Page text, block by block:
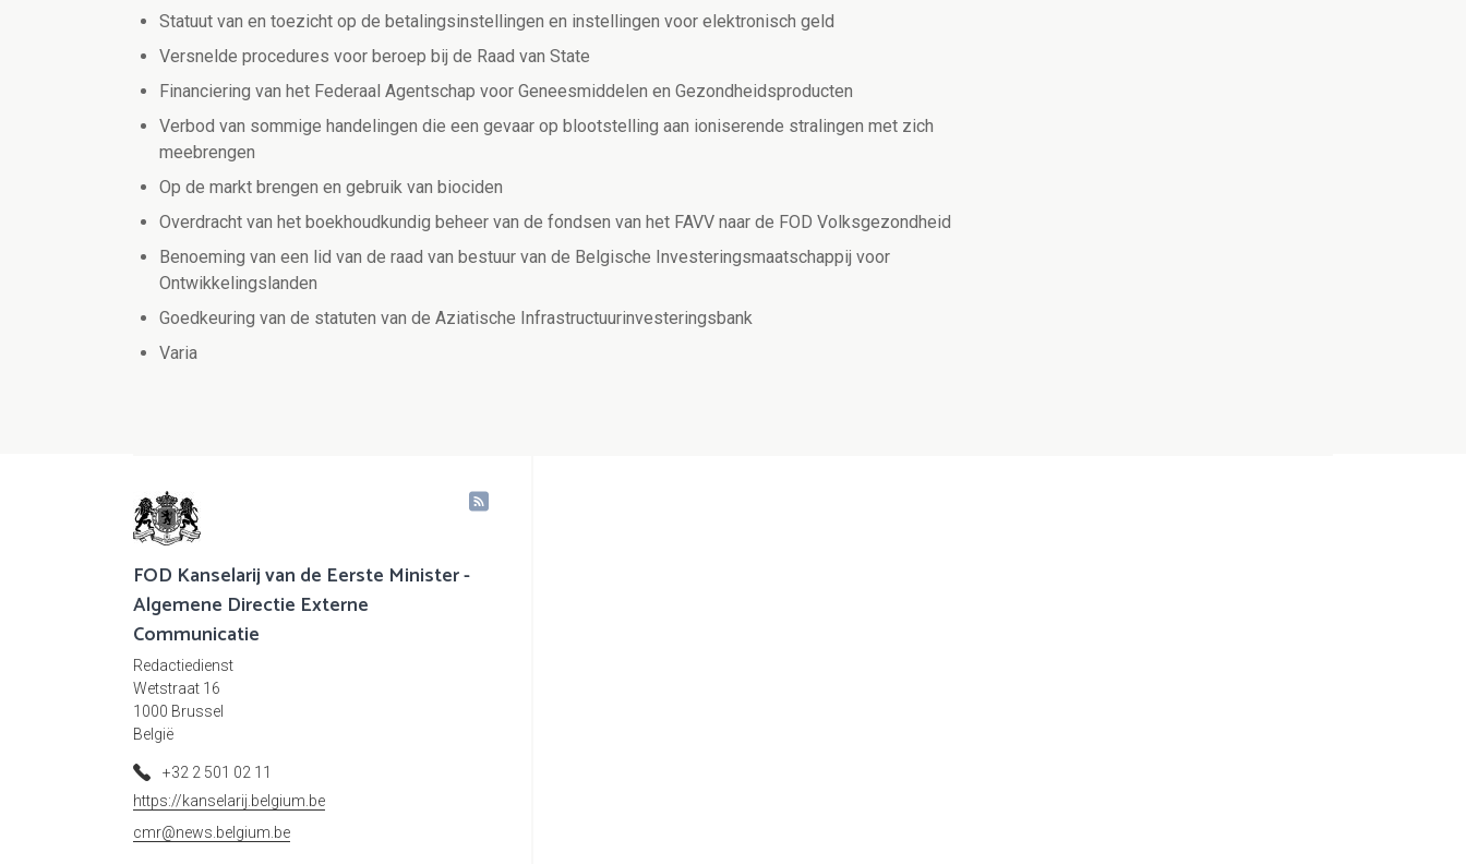
Statuut van en toezicht op de betalingsinstellingen en instellingen voor elektronisch geld
Versnelde procedures voor beroep bij de Raad van State
Financiering van het Federaal Agentschap voor Geneesmiddelen en Gezondheidsproducten
Verbod van sommige handelingen die een gevaar op blootstelling aan ioniserende stralingen met zich
meebrengen
Op de markt brengen en gebruik van biociden
Overdracht van het boekhoudkundig beheer van de fondsen van het FAVV naar de FOD Volksgezondheid
Benoeming van een lid van de raad van bestuur van de Belgische Investeringsmaatschappij voor
Ontwikkelingslanden
Goedkeuring van de statuten van de Aziatische Infrastructuurinvesteringsbank
Varia
FOD Kanselarij van de Eerste Minister -
Algemene Directie Externe
Communicatie
Redactiedienst
Wetstraat 16
1000 Brussel
België
+32 2 501 02 11
https://kanselarij.belgium.be
cmr@news.belgium.be